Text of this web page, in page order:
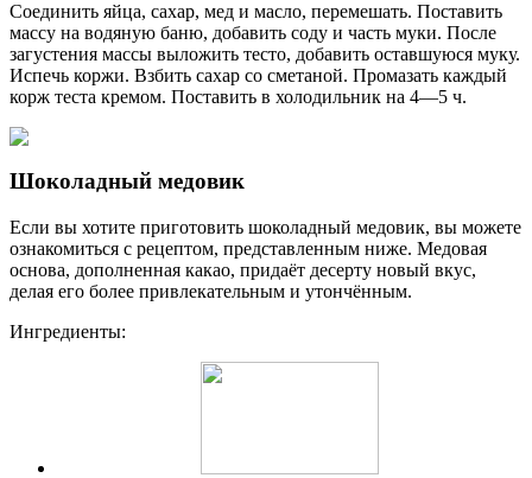
Соединить яйца, сахар, мед и масло, перемешать. Поставить
массу на водяную баню, добавить соду и часть муки. После
загустения массы выложить тесто, добавить оставшуюся муку.
Испечь коржи. Взбить сахар со сметаной. Промазать каждый
корж теста кремом. Поставить в холодильник на 4—5 ч.
Шоколадный медовик
Если вы хотите приготовить шоколадный медовик, вы можете
ознакомиться с рецептом, представленным ниже. Медовая
основа, дополненная какао, придаёт десерту новый вкус,
делая его более привлекательным и утончённым.
Ингредиенты: